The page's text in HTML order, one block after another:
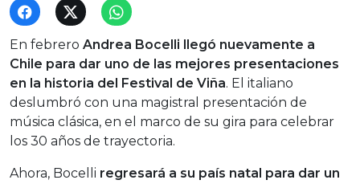
En febrero Andrea Bocelli llegó nuevamente a
Chile para dar uno de las mejores presentaciones
en la historia del Festival de Viña. El italiano
deslumbró con una magistral presentación de
música clásica, en el marco de su gira para celebrar
los 30 años de trayectoria.
Ahora, Bocelli regresará a su país natal para dar un